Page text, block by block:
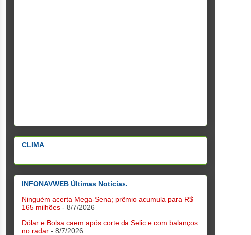
CLIMA
INFONAVWEB Últimas Notícias.
Ninguém acerta Mega-Sena; prêmio acumula para R$
165 milhões - 8/7/2026
Dólar e Bolsa caem após corte da Selic e com balanços
no radar - 8/7/2026